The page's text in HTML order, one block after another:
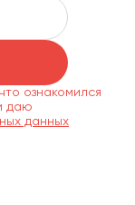
ознакомился
данных